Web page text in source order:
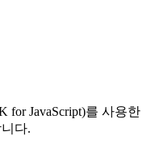
for JavaScript)를 사용한
다.